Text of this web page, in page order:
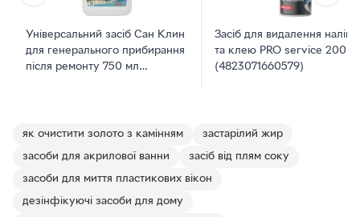
Універсальний засіб Сан Клин
для генерального прибирання
після ремонту 750 мл
Засіб для видалення
та клею PRO service 200
(4823071660579)
як очистити золото з камінням застарілий жир
засоби для акрилової ванни засіб від плям соку
засоби для миття пластикових вікон
дезінфікуючі засоби для дому